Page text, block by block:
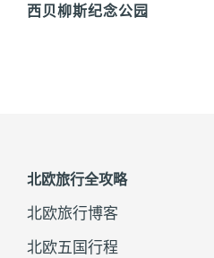
西贝柳斯纪念公园
北欧旅行全攻略
北欧旅行博客
北欧五国行程